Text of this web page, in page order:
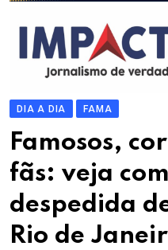
DIA A DIA FAMA
Famosos,
fãs: veja
despedida
Rio de